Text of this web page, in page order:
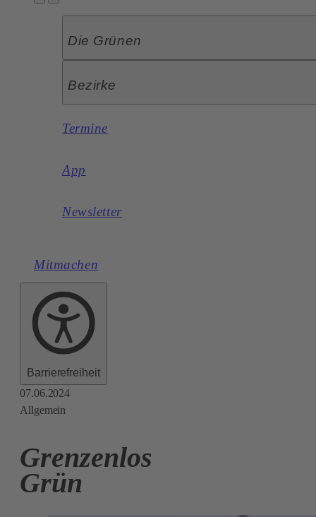
Die Grünen
Bezirke
Termine
App
Newsletter
Mitmachen
Barrierefreiheit
07.06.2024
Allgemein
Grenzenlos
Grün